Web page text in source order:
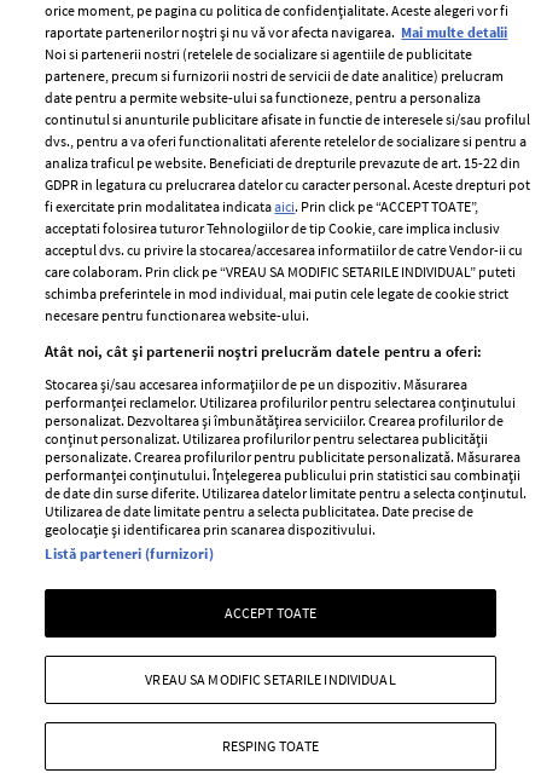
ELLE Style Awards
2024
Despre ELLE
Romania
Contact
Abonamente
Termeni si conditii
Politica de
confidențialitate
Politica de cookies
Publicitate
GSP
Unica
Baby
Retete
femei
Viva
Avantaje
Retete practice
Pariază responsabil! Decizia ONJN nr. 821/25.09.2025.
Jocurile de noroc sunt interzise minorilor.
Copyright © 2026 Ringier Romania SRL
orice moment, pe pagina cu politica de confidențialitate. Aceste alegeri vor fi
raportate partenerilor noștri și nu vă vor afecta navigarea. Mai multe detalii
Noi si partenerii nostri (retelele de socializare si agentiile de publicitate
partenere, precum si furnizorii nostri de servicii de date analitice) prelucram
date pentru a permite website-ului sa functioneze, pentru a personaliza
continutul si anunturile publicitare afisate in functie de interesele si/sau profilul
dvs., pentru a va oferi functionalitati aferente retelelor de socializare si pentru a
analiza traficul pe website. Beneficiati de drepturile prevazute de art. 15-22 din
GDPR in legatura cu prelucrarea datelor cu caracter personal. Aceste drepturi pot
fi exercitate prin modalitatea indicataaici. Prin click pe “ACCEPT TOATE”,
acceptati folosirea tuturor Tehnologiilor de tip Cookie, care implica inclusiv
acceptul dvs. cu privire la stocarea/accesarea informatiilor de catre Vendor-ii cu
care colaboram. Prin click pe “VREAU SA MODIFIC SETARILE INDIVIDUAL” puteti
schimba preferintele in mod individual, mai putin cele legate de cookie strict
necesare pentru functionarea website-ului.
Atât noi, cât și partenerii noștri prelucrăm datele pentru a oferi:
Stocarea și/sau accesarea informațiilor de pe un dispozitiv. Măsurarea
performanței reclamelor. Utilizarea profilurilor pentru selectarea conținutului
personalizat. Dezvoltarea și îmbunătățirea serviciilor. Crearea profilurilor de
conținut personalizat. Utilizarea profilurilor pentru selectarea publicității
personalizate. Crearea profilurilor pentru publicitate personalizată. Măsurarea
performanței conținutului. Înțelegerea publicului prin statistici sau combinații
de date din surse diferite. Utilizarea datelor limitate pentru a selecta conținutul.
Utilizarea de date limitate pentru a selecta publicitatea. Date precise de
geolocație și identificarea prin scanarea dispozitivului.
Listă parteneri (furnizori)
ACCEPT TOATE
RESPING TOATE
VREAU SA MODIFIC SETARILE INDIVIDUAL